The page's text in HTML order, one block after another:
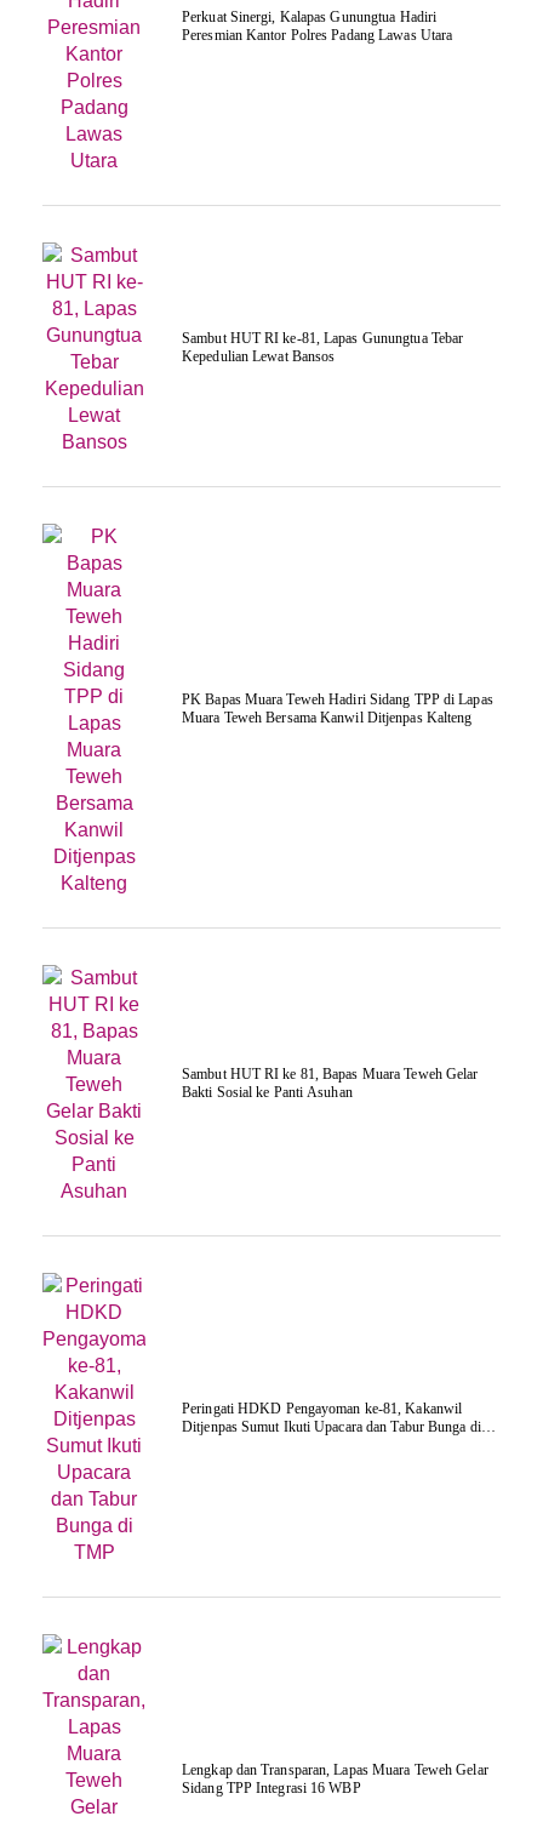
Perkuat Sinergi, Kalapas Gunungtua Hadiri
Peresmian Kantor Polres Padang Lawas Utara
Sambut HUT RI ke-81, Lapas Gunungtua Tebar
Kepedulian Lewat Bansos
‎PK Bapas Muara Teweh Hadiri Sidang TPP di Lapas
Muara Teweh Bersama Kanwil Ditjenpas Kalteng
‎Sambut HUT RI ke 81, Bapas Muara Teweh Gelar
Bakti Sosial ke Panti Asuhan
Peringati HDKD Pengayoman ke-81, Kakanwil
Ditjenpas Sumut Ikuti Upacara dan Tabur Bunga di
Lengkap dan Transparan, Lapas Muara Teweh Gelar
Sidang TPP Integrasi 16 WBP